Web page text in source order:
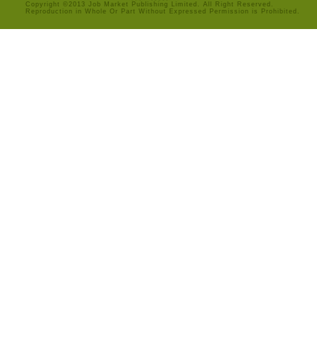
Copyright ©2013 Job Market Publishing Limited. All Right Reserved.
Reproduction in Whole Or Part Without Expressed Permission is Prohibited.